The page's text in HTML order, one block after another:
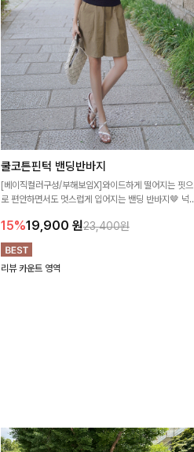
쿨코튼핀턱 밴딩반바지
[베이직컬러구성/부해보임X]와이드하게 떨어지는 핏으
로 편안하면서도 멋스럽게 입어지는 밴딩 반바지🤎 넉
높게 즐겨지는 아이템!
15%19,900 원23,400원
리뷰 카운트 영역